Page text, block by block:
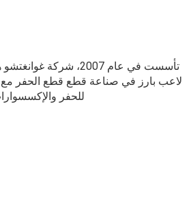
تأسست في عام 2007،
للحفر